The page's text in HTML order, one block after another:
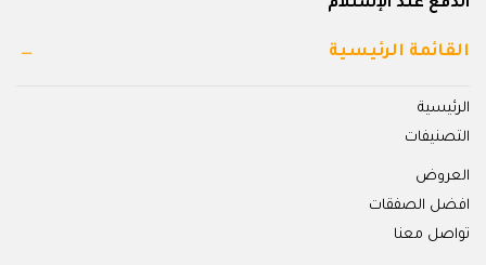
الدفع عند الإستلام
القائمة الرئيسية
الرئيسية
التصنيفات
العروض
افضل الصفقات
تواصل معنا